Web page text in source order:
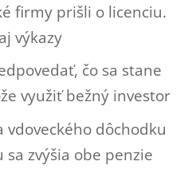
firmy prišli o licenciu.
výkazy
čo sa stane
využiť bežný investor
vdoveckého dôchodku
zvýšia obe penzie